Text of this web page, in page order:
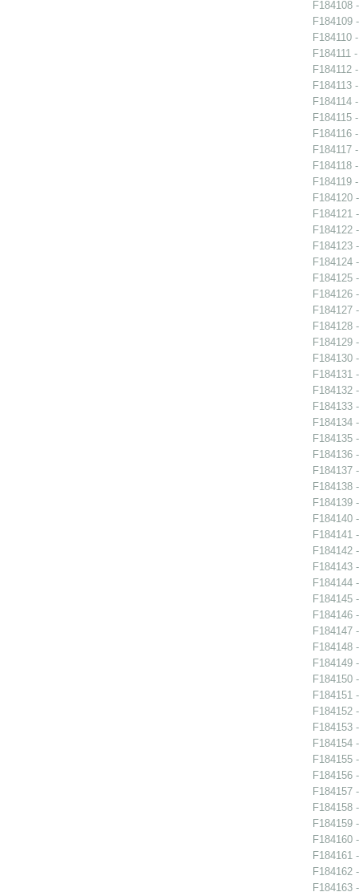
F184108
F184109
F184110
F184111
F184112
F184113
F184114
F184115
F184116
F184117
F184118
F184119
F184120
F184121
F184122
F184123
F184124
F184125
F184126
F184127
F184128
F184129
F184130
F184131
F184132
F184133
F184134
F184135
F184136
F184137
F184138
F184139
F184140
F184141
F184142
F184143
F184144
F184145
F184146
F184147
F184148
F184149
F184150
F184151
F184152
F184153
F184154
F184155
F184156
F184157
F184158
F184159
F184160
F184161
F184162
F184163